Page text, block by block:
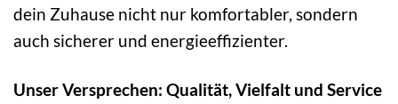
dein Zuhause nicht nur komfortabler, sondern
auch sicherer und energieeffizienter.
Unser Versprechen: Qualität, Vielfalt und Service